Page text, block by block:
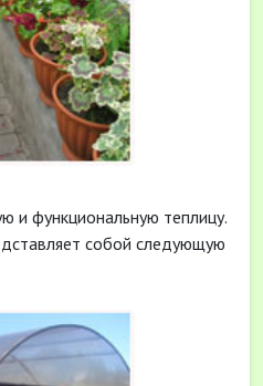
и функциональную теплицу.
собой следующую